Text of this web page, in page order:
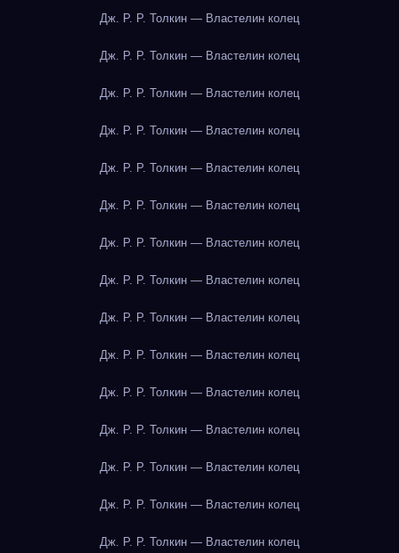
Дж. Р. Р. Толкин — Властелин колец
Дж. Р. Р. Толкин — Властелин колец
Дж. Р. Р. Толкин — Властелин колец
Дж. Р. Р. Толкин — Властелин колец
Дж. Р. Р. Толкин — Властелин колец
Дж. Р. Р. Толкин — Властелин колец
Дж. Р. Р. Толкин — Властелин колец
Дж. Р. Р. Толкин — Властелин колец
Дж. Р. Р. Толкин — Властелин колец
Дж. Р. Р. Толкин — Властелин колец
Дж. Р. Р. Толкин — Властелин колец
Дж. Р. Р. Толкин — Властелин колец
Дж. Р. Р. Толкин — Властелин колец
Дж. Р. Р. Толкин — Властелин колец
Дж. Р. Р. Толкин — Властелин колец